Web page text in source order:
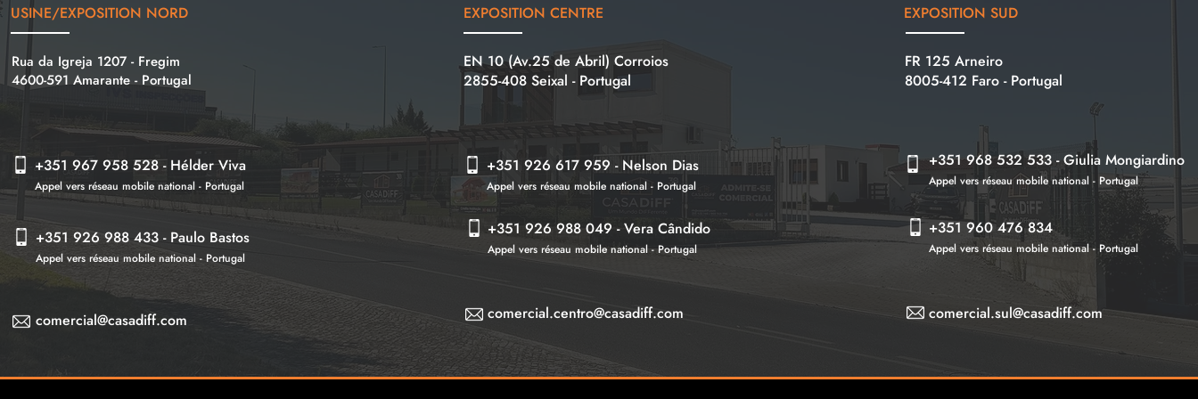
USINE/EXPOSITION NORD
Rua da Igreja 1207 - Fregim
4600-591 Amarante - Portugal
+351 967 958 528 - Hélder Viva
Appel vers réseau mobile national - Portugal
+351 926 988 433 - Paulo Bastos
Appel vers réseau mobile national - Portugal
comercial@casadiff.com
EXPOSITION CENTRE
EN 10 (Av.25 de Abril) Corroios
2855-408 Seixal - Portugal
+351 926 617 959 - Nelson Dias
Appel vers réseau mobile national - Portugal
+351 926 988 049 -Vera Cândido
Appel vers réseau mobile national - Portugal
comercial.centro@casadiff.com
EXPOSITION SUD
FR 125 Arneiro
8005-412 Faro - Portugal
+351 968 532 533 - Giulia Mongiardino
Appel vers réseau mobile national - Portugal
+351 960 476 834
Appel vers réseau mobile national - Portugal
comercial.sul@casadiff.com